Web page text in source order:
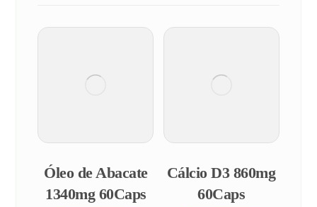
Óleo de Abacate
1340mg 60Caps
Cálcio D3 860mg
60Caps